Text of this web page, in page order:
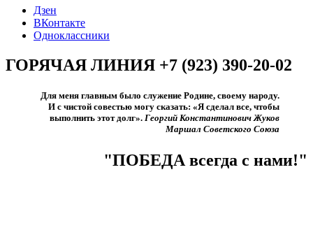
Дзен
ВКонтакте
Одноклассники
ГОРЯЧАЯ ЛИНИЯ +7 (923) 390-20-02
Для меня главным было служение Родине, своему народу.
И с чистой совестью могу сказать: «Я сделал все, чтобы
выполнить этот долг».​ Георгий Константинович Жуков
Маршал Советского Союза
"ПОБЕДА всегда с нами!"